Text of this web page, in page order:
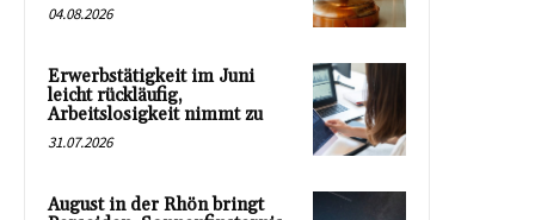
04.08.2026
Erwerbstätigkeit im Juni
leicht rückläufig,
Arbeitslosigkeit nimmt zu
31.07.2026
August in der Rhön bringt